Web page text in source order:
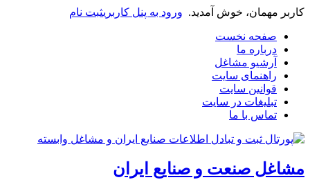
کاربر مهمان، خوش آمدید. ورود به پنل کاربریثبت نام
صفحه نخست
درباره ما
آرشیو مشاغل
راهنمای سایت
قوانین سایت
تبلیغات در سایت
تماس با ما
مشاغل صنعت و صنایع ایران